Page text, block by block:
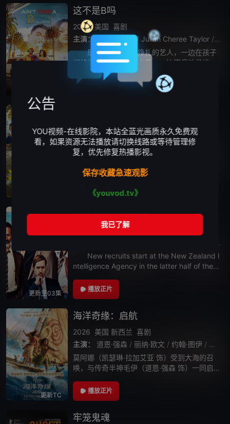
这不是B吗
2025 美国 喜剧
主演：
/ Juliah Cheree Taylor /
厄尔是一位苦苦挣扎的艺人，一边在孩子
们的生日派对上扮演小丑，一边不停地寻找轻
松赚钱的机会。他和精明的搭档坎迪设计了一
个简单的骗局——分散客户的注意力，趁他们
忙的时候抢劫。然而，他们的计划却发生了转
2026 中国香港 中国大陆 喜剧
主演： 许君聪 / 张艺兴 / 迪丽热巴 / 艾米
“至尊无敌杯”开赛在即，一众顶尖球队即将展
足队员们开局直接拿了地狱难度剧本？！对手
一环套一环…...她们能否靠功夫在绿茵
播放正片
更新至03集
新西兰间谍第一季
英国 喜剧
New recruits start at the New Zealand I
ntelligence Agency in the latter half of the 2
播放正片
更新TC
海洋奇缘：启航
2026 美国 新西兰 喜剧
主演：
道恩·强森 / 丽纳·欧文 / 约翰·图伊 / 弗兰
莫阿娜（凯瑟琳·拉加艾亚 饰）受到大海的召
唤，与传奇半神毛伊（道恩·强森 饰）一同启
知的海域。为了恢复部落往日的繁荣，他们踏
上了一场壮阔而难忘的征程。
播放正片
牢笼鬼魂
公告
YOU视频-在线影院，本站全蓝光画质永久免费观
看，如果资源无法播放请切换线路或等待管理修
复，优先修复热播影视。
保存收藏急速观影
《youvod.tv》